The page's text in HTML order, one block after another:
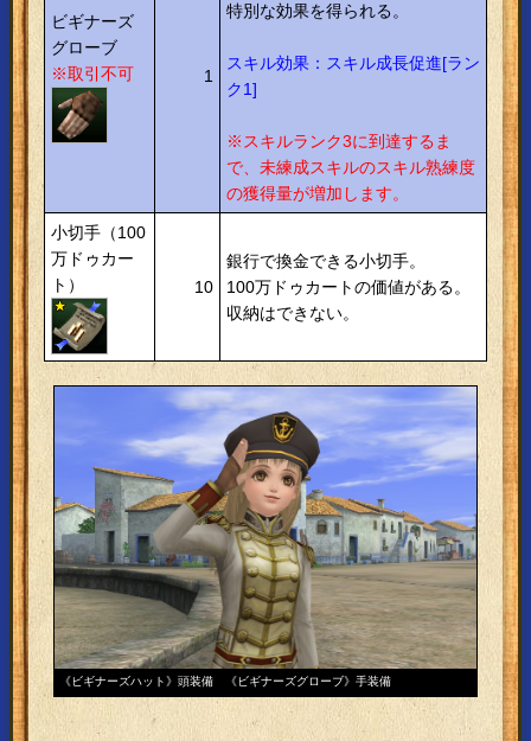
ビギナーズ
グローブ
※取引不可
1
特別な効果を得られる。
スキル効果：スキル成長促進[ラン
ク1]
※スキルランク3に到達するま
で、未練成スキルのスキル熟練度
の獲得量が増加します。
小切手（100
万ドゥカー
ト）
10
銀行で換金できる小切手。
100万ドゥカートの価値がある。
収納はできない。
《ビギナーズハット》頭装備 《ビギナーズグローブ》手装備